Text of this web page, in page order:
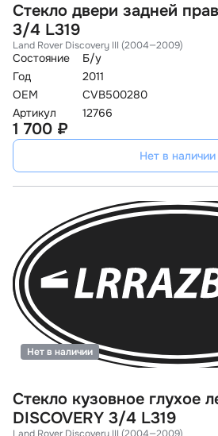
Стекло двери задней
3/4 L319
Land Rover Discovery III (2004—2009)
Состояние
Б/у
Год
2011
OEM
CVB500280
Артикул
12766
1 700 ₽
Нет в наличии
Стекло кузовное глухое
DISCOVERY 3/4 L319
Нет в наличии